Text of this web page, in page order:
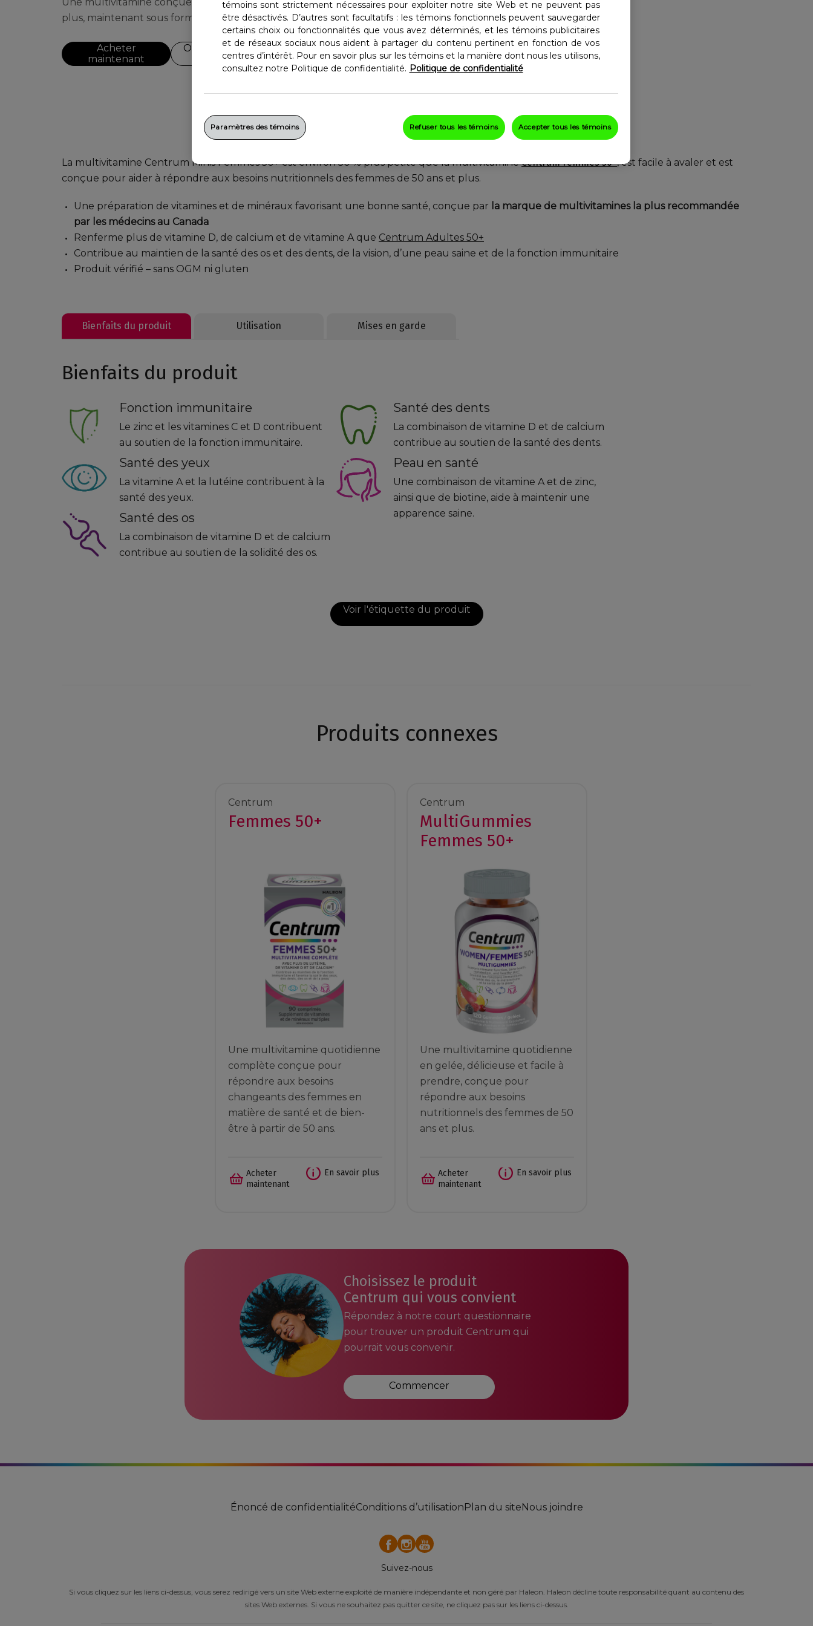
plus, maintenant sous forme de mini-comprimé facile à avaler.
Acheter
maintenant
Obtenir des bons
de réduction
La multivitamine Centrum Minis Femmes 50+ est environ 50 % plus petite que la multivitamineCentrum Femmes 50+, est facile à avaler et est
conçue pour aider à répondre aux besoins nutritionnels des femmes de 50 ans et plus.
Une préparation de vitamines et de minéraux favorisant une bonne santé, conçue par la marque de multivitamines la plus recommandée
par les médecins au Canada
Renferme plus de vitamine D, de calcium et de vitamine A que Centrum Adultes 50+
Contribue au maintien de la santé des os et des dents, de la vision, d’une peau saine et de la fonction immunitaire
Produit vérifié – sans OGM ni gluten
Bienfaits du produit Utilisation Mises en garde
Bienfaits du produit
Fonction immunitaire
Le zinc et les vitamines C et D contribuent
au soutien de la fonction immunitaire.
Santé des yeux
La vitamine A et la lutéine contribuent à la
santé des yeux.
Santé des os
La combinaison de vitamine D et de calcium
contribue au soutien de la solidité des os.
Santé des dents
La combinaison de vitamine D et de calcium
contribue au soutien de la santé des dents.
Peau en santé
Une combinaison de vitamine A et de zinc,
ainsi que de biotine, aide à maintenir une
apparence saine.
Voir l'étiquette du produit
Produits connexes
Centrum
Femmes 50+
Une multivitamine quotidienne
complète conçue pour
répondre aux besoins
changeants des femmes en
matière de santé et de bien-
être à partir de 50 ans.
Acheter
maintenant
En savoir plus
Centrum
MultiGummies
Femmes 50+
Une multivitamine quotidienne
en gelée, délicieuse et facile à
prendre, conçue pour
répondre aux besoins
nutritionnels des femmes de 50
ans et plus.
Acheter
maintenant
En savoir plus
Choisissez le produit
Centrum qui vous convient
Répondez à notre court questionnaire
pour trouver un produit Centrum qui
pourrait vous convenir.
Commencer
Énoncé de confidentialitéConditions d’utilisation Plan du site Nous joindre
Suivez-nous
Si vous cliquez sur les liens ci-dessus, vous serez redirigé vers un site Web externe exploité de manière indépendante et non géré par Haleon. Haleon décline toute responsabilité quant au contenu des
sites Web externes. Si vous ne souhaitez pas quitter ce site, ne cliquez pas sur les liens ci-dessus.
témoins sont strictement nécessaires pour exploiter notre site Web et ne peuvent pas
être désactivés. D’autres sont facultatifs : les témoins fonctionnels peuvent sauvegarder
certains choix ou fonctionnalités que vous avez déterminés, et les témoins publicitaires
et de réseaux sociaux nous aident à partager du contenu pertinent en fonction de vos
centres d’intérêt. Pour en savoir plus sur les témoins et la manière dont nous les utilisons,
consultez notre Politique de confidentialité. Politique de confidentialité
Refuser tous les témoins Accepter tous les témoins
Paramètres des témoins